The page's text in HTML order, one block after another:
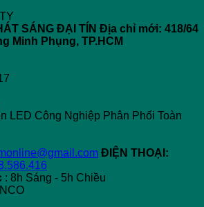
Chiếu
Sáng
Điện
Pickleball
và
Triển
SÁNG ĐẠI TÍN Địa chỉ mới: 418/64
Minh Phụng, TP.HCM
LED Công Nghiệp Phân Phối Toàn
ĐIỆN THOẠI:
: 8h Sáng - 5h Chiều